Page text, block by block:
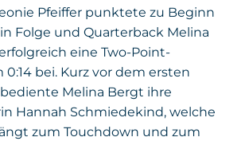
Pfeiffer punktete zu Beginn
Folge und Quarterback Melina
eine Two-Point-
0:14 bei. Kurz vor dem ersten
Melina Bergt ihre
Hannah Schmiedekind, welche
zum Touchdown und zum